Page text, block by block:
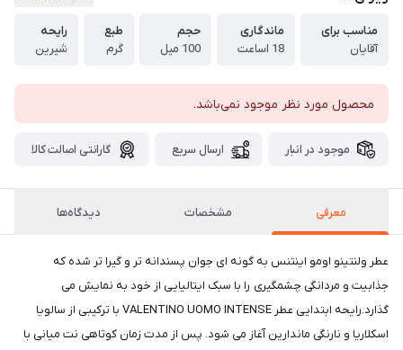
مناسب برای
آقایان
ماندگاری
18 اساعت
حجم
100 میل
طبع
گرم
رایحه
شیرین
محصول مورد نظر موجود نمی‌باشد.
موجود در انبار ارسال سریع گارانتی اصالت کالا
معرفی مشخصات دیدگاه‌ها
عطر ولنتینو اومو اینتنس به گونه ای جوان پسندانه تر و گیرا تر شده که
جذابیت و مردانگی چشمگیری را با سبک ایتالیایی از خود به نمایش می
گذارد.رایحه ابتدایی عطر VALENTINO UOMO INTENSE با ترکیبی از سالویا
اسکلاریا و نارنگی ماندارین آغاز می شود. پس از مدت زمان کوتاهی نت میانی با